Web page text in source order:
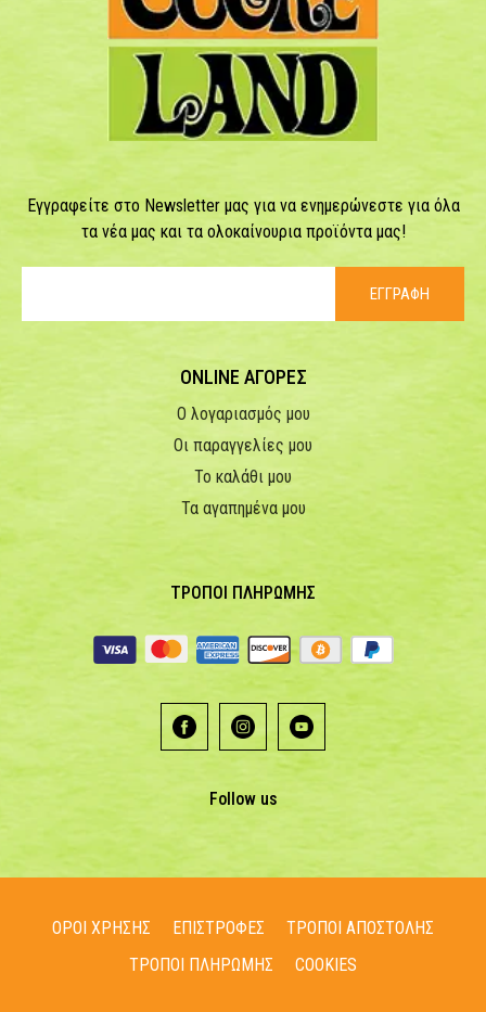
Εγγραφείτε στο Newsletter μας για να ενημερώνεστε για όλα
τα νέα μας και τα ολοκαίνουρια προϊόντα μας!
ΕΓΓΡΑΦΗ
ONLINE ΑΓΟΡΕΣ
Ο λογαριασμός μου
Οι παραγγελίες μου
Το καλάθι μου
Τα αγαπημένα μου
ΤΡΟΠΟΙ ΠΛΗΡΩΜΗΣ
Follow us
ΟΡΟΙ ΧΡΗΣΗΣ ΕΠΙΣΤΡΟΦΕΣ
ΤΡΟΠΟΙ ΑΠΟΣΤΟΛΗΣ
ΤΡΟΠΟΙ ΠΛΗΡΩΜΗΣ
COOKIES